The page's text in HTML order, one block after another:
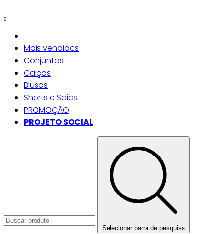
0
Mais vendidos
Conjuntos
Calças
Blusas
Shorts e Saias
PROMOÇÃO
PROJETO SOCIAL
Selecionar barra de pesquisa